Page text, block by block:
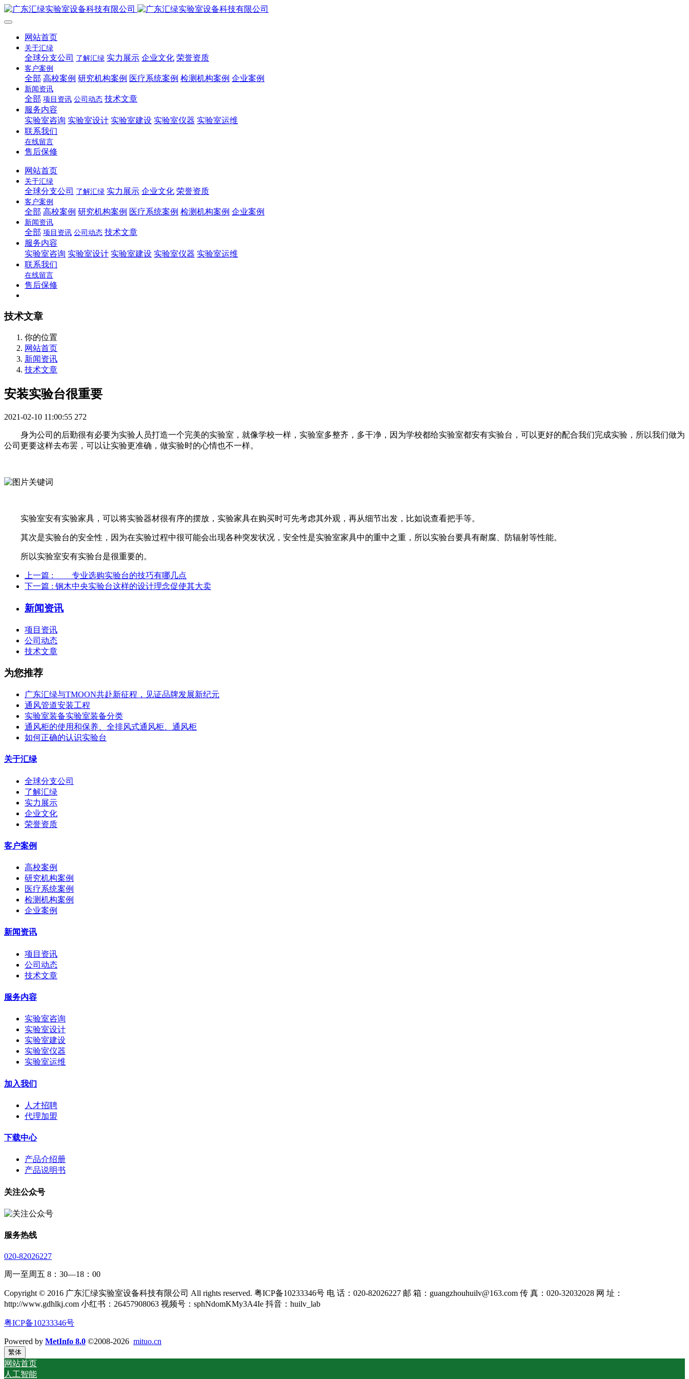
网站首页
关于汇绿
全球分支公司 了解汇绿 实力展示 企业文化 荣誉资质
客户案例
全部 高校案例 研究机构案例 医疗系统案例 检测机构案例 企业案例
新闻资讯
全部 项目资讯 公司动态 技术文章
服务内容
实验室咨询 实验室设计 实验室建设 实验室仪器 实验室运维
联系我们
在线留言
售后保修
网站首页
关于汇绿
全球分支公司 了解汇绿 实力展示 企业文化 荣誉资质
客户案例
全部 高校案例 研究机构案例 医疗系统案例 检测机构案例 企业案例
新闻资讯
全部 项目资讯 公司动态 技术文章
服务内容
实验室咨询 实验室设计 实验室建设 实验室仪器 实验室运维
联系我们
在线留言
售后保修
技术文章
你的位置
网站首页
新闻资讯
技术文章
安装实验台很重要
2021-02-10 11:00:55 272
身为公司的后勤很有必要为实验人员打造一个完美的实验室，就像学校一样，实验室多整齐，多干净，因为学校都给实验室都安有实验台，可以更好的配合我们完成实验，所以我们做为
公司更要这样去布罢，可以让实验更准确，做实验时的心情也不一样。
实验室安有实验家具，可以将实验器材很有序的摆放，实验家具在购买时可先考虑其外观，再从细节出发，比如说查看把手等。
其次是实验台的安全性，因为在实验过程中很可能会出现各种突发状况，安全性是实验室家具中的重中之重，所以实验台要具有耐腐、防辐射等性能。
所以实验室安有实验台是很重要的。
上一篇 : 专业选购实验台的技巧有哪几点
下一篇 : 钢木中央实验台这样的设计理念促使其大卖
新闻资讯
项目资讯
公司动态
技术文章
为您推荐
广东汇绿与TMOON共赴新征程，见证品牌发展新纪元
通风管道安装工程
实验室装备实验室装备分类
通风柜的使用和保养、全排风式通风柜、通风柜
如何正确的认识实验台
关于汇绿
全球分支公司
了解汇绿
实力展示
企业文化
荣誉资质
客户案例
高校案例
研究机构案例
医疗系统案例
检测机构案例
企业案例
新闻资讯
项目资讯
公司动态
技术文章
服务内容
实验室咨询
实验室设计
实验室建设
实验室仪器
实验室运维
加入我们
人才招聘
代理加盟
下载中心
产品介绍册
产品说明书
关注公众号
服务热线
020-82026227
周一至周五 8：30—18：00
Copyright © 2016 广东汇绿实验室设备科技有限公司 All rights reserved. 粤ICP备10233346号 电 话：020-82026227 邮 箱：guangzhouhuilv@163.com 传 真：020-32032028 网 址：
http://www.gdhlkj.com 小红书：26457908063 视频号：sphNdomKMy3A4Ie 抖音：huilv_lab
粤ICP备10233346号
Powered by MetInfo 8.0 ©2008-2026 mituo.cn
繁体
网站首页
人工智能